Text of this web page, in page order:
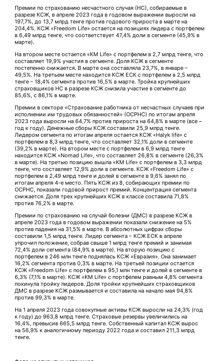
Премии по страхованию несчастного случая (НС), собираемые в
разрезе КСЖ, в апреле 2023 года в годовом выражении выросли на
197,7%, до 13,7 млрд тенге против годового прироста в марте на
204,4%. КСЖ «Freedom Life» остается на позициях лидера с портфелем
в 6,49 млрд тенге, что соответствует 47,4% доли в сегменте (45,9% в
марте).
На втором месте остается «KM Life» с портфелем в 2,7 млрд тенге, что
составляет 19,9% участия в сегменте. Доля КСЖ в сегменте
постепенно снижается. В марте она составляла 23,7%, в январе –
49,5%. На третьем месте находится КСЖ ЕСК с портфелем в 2,5 млрд
тенге – 18,4% сегмента против 16,5% в марте. Тройка крупнейших
страховщиков НС в разрезе КСЖ снизила участие в сегменте до
85,6%, с 86,1% в марте.
Премии в секторе «Страхование работника от несчастных случаев при
исполнении им трудовых обязанностей» (ОСРНС) по итогам апреля
2023 года выросли на 64,7% против прироста на 64,8% в марте (все –
год к году). Денежные сборы КСЖ составили 25,9 млрд тенге.
Лидером сегмента по итогам апреля остается КСЖ «Halyk life» с
портфелем в 8,3 млрд тенге, что составляет 32,1% доли в сегменте
(39,2% в марте). На втором месте с портфелем в 6,9 млрд тенге
находится КСЖ «Nomad Life», что составляет 26,8% в сегменте (26,3%
в марте). На третью позицию вышла «KM Life» с портфелем в 3,3 млрд
тенге, что составляет 12,9% доли в сегменте. КСЖ «Freedom Life» с
портфелем в 2,49 млрд тенге и долей в сегменте в 9,6% занял по
итогам апреля 4-е место. Пять КСЖ из 8, собирающих премии по
ОСРНС, показали годовой прирост премий. Концентрация сегмента
снижается. Доля трех крупнейших КСЖ в классе составила 71,8%
против 76,2% в марте.
Премии по страхованию на случай болезни (ДМС) в разрезе КСЖ в
апреле 2023 года в годовом выражении показали снижение на 5%
против падения на 31,5% в марте. В абсолютных цифрах сборы
составили 1,5 млрд тенге. Лидер сегмента – КСЖ ЕСК в апреле
упрочил положение, собрав свыше 1 млрд тенге премий и занимая
72,4% доли сегмента (84,9% в марте). На вторую позицию с
портфелем в 246 млн тенге поднялась КСЖ «Евразия». Она занимает
16,2% сегмента против 0,3% в марте. На третьей позиции остается
КСЖ «Freedom Life» с портфелем в 95,1 млн тенге и долей в сегменте в
6,3% (7,1% в марте). КСЖ «KM Life» с портфелем равным 4,8% сегмента
покинула тройку лидеров. Доля тройки крупнейших страховщиков
ДМС в разрезе КСЖ размывается и составила на начало мая 94,8%
против 99,3% в марте.
На 1 апреля 2023 года совокупные активы КСЖ выросли на 24,3% (год
к году) до 963,8 млрд тенге. Страховые резервы увеличились на
16,4%, превысив 665,5 млрд тенге. Собственный капитал КСЖ вырос
на 56,9% к аналогичному периоду 2022 года и составил 211,3 млрд
тенге.